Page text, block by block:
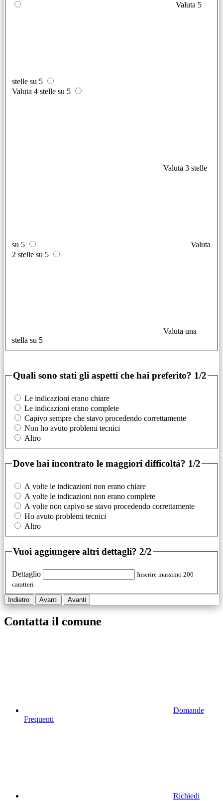
Valuta 5
stelle su 5
Valuta 4 stelle su 5
Valuta 3 stelle
su 5
Valuta
2 stelle su 5
Valuta una
stella su 5
Quali sono stati gli aspetti che hai preferito? 1/2
Le indicazioni erano chiare
Le indicazioni erano complete
Capivo sempre che stavo procedendo correttamente
Non ho avuto problemi tecnici
Altro
Dove hai incontrato le maggiori difficoltà? 1/2
A volte le indicazioni non erano chiare
A volte le indicazioni non erano complete
A volte non capivo se stavo procedendo correttamente
Ho avuto problemi tecnici
Altro
Vuoi aggiungere altri dettagli? 2/2
Dettaglio
Inserire massimo 200
caratteri
Indietro Avanti Avanti
Contatta il comune
Domande
Frequenti
Richiedi